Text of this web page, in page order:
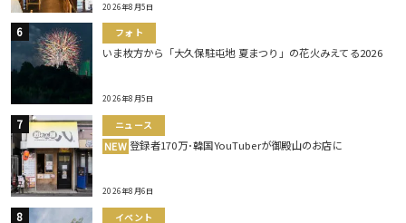
2026年8月5日
フォト
いま枚方から「大久保駐屯地 夏まつり」の花火みえてる2026
2026年8月5日
ニュース
NEW 登録者170万･韓国YouTuberが御殿山のお店に
2026年8月6日
イベント